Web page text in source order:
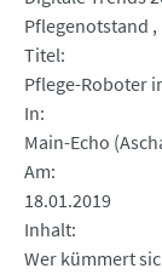
Pflegenotstand
Titel
Pflege-Roboter
In
Main-Echo
Am
18.01.2019
Inhalt
Wer kümmert